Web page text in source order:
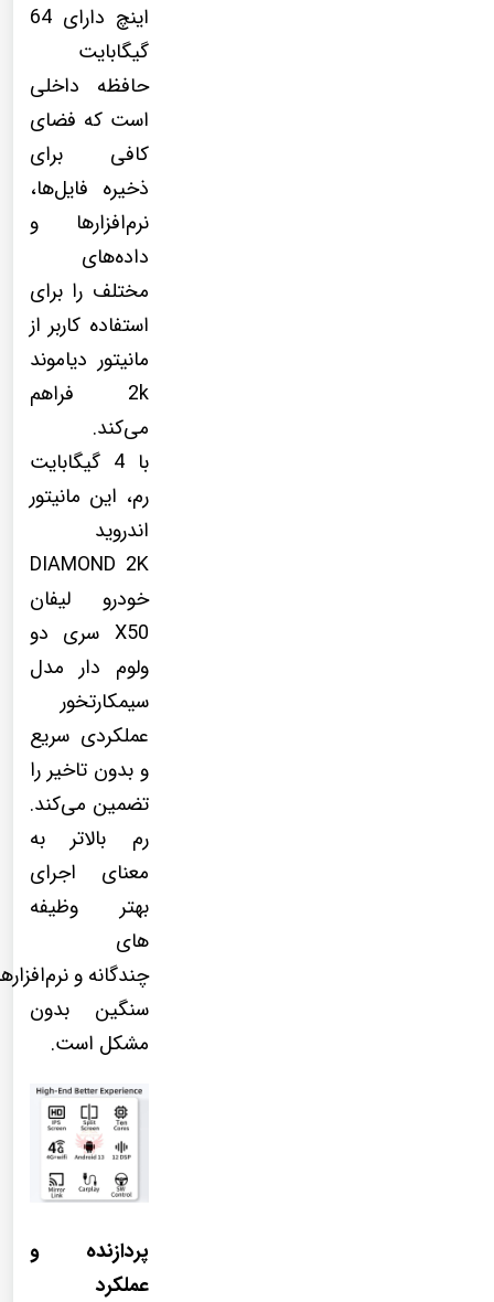
اینچ دارای 64
گیگابایت
حافظه داخلی
است که فضای
کافی برای
ذخیره فایل‌ها،
نرم‌افزارها و
داده‌های
مختلف را برای
استفاده کاربر از
مانیتور دیاموند
2k فراهم
می‌کند.
با 4 گیگابایت
رم، این مانیتور
اندروید
DIAMOND 2K
خودرو لیفان
X50 سری دو
ولوم دار مدل
سیمکارتخور
عملکردی سریع
و بدون تاخیر را
تضمین می‌کند.
رم بالاتر به
معنای اجرای
بهتر وظیفه
های
چندگانه و
سنگین بدون
مشکل است.
پردازنده و
عملکرد